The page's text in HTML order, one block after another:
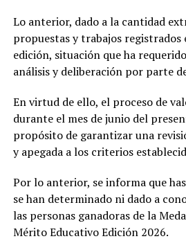
Lo anterior, dado a la cantidad
propuestas y trabajos registrados
edición, situación que ha
análisis y deliberación por parte
En virtud de ello, el proceso de
durante el mes de junio del
propósito de garantizar una
y apegada a los criterios
Por lo anterior, se informa que
se han determinado ni dado a
las personas ganadoras de la
Mérito Educativo Edición 2026.